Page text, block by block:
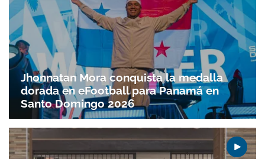
Jhonnatan Mora conquista la medalla
dorada en eFootball para Panamá en
Santo Doming­o 2026